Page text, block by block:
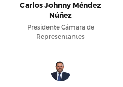
Carlos Johnny Méndez
Núñez
Presidente Cámara de
Representantes